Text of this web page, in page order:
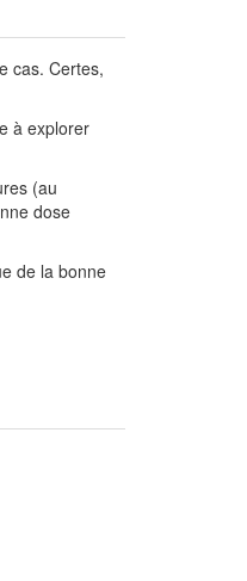
cas. Certes,
à explorer
(au
dose
de la bonne